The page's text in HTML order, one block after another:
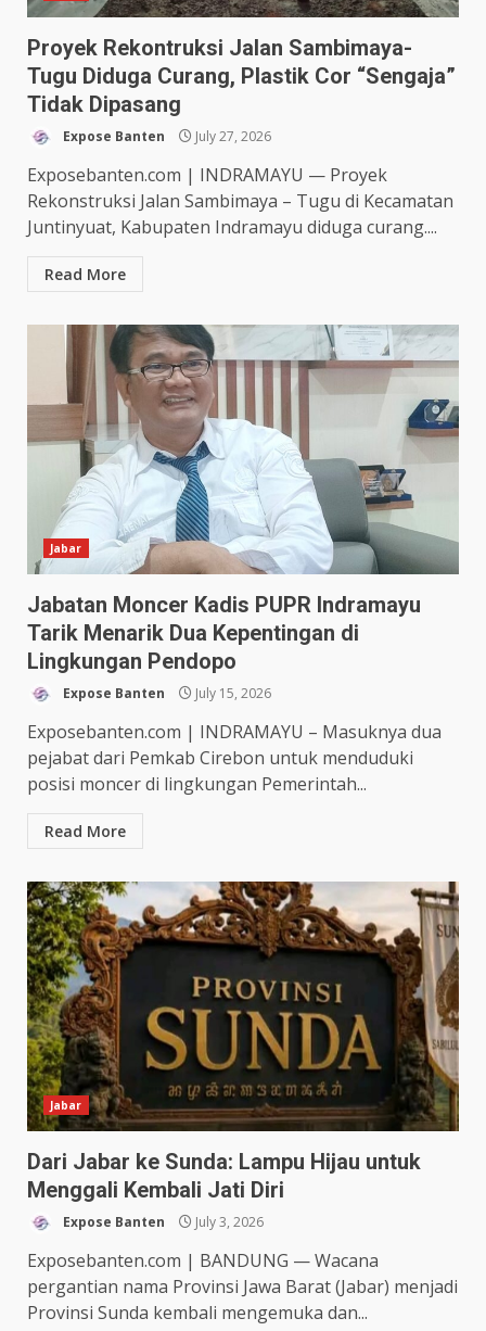
Proyek Rekontruksi Jalan Sambimaya-
Tugu Diduga Curang, Plastik Cor “Sengaja”
Tidak Dipasang
Expose Banten July 27, 2026
Exposebanten.com | INDRAMAYU — Proyek
Rekonstruksi Jalan Sambimaya – Tugu di Kecamatan
Juntinyuat, Kabupaten Indramayu diduga curang....
Read More
Jabar
Jabatan Moncer Kadis PUPR Indramayu
Tarik Menarik Dua Kepentingan di
Lingkungan Pendopo
Expose Banten July 15, 2026
Exposebanten.com | INDRAMAYU – Masuknya dua
pejabat dari Pemkab Cirebon untuk menduduki
posisi moncer di lingkungan Pemerintah...
Read More
Jabar
Dari Jabar ke Sunda: Lampu Hijau untuk
Menggali Kembali Jati Diri
Expose Banten July 3, 2026
Exposebanten.com | BANDUNG — Wacana
pergantian nama Provinsi Jawa Barat (Jabar) menjadi
Provinsi Sunda kembali mengemuka dan...